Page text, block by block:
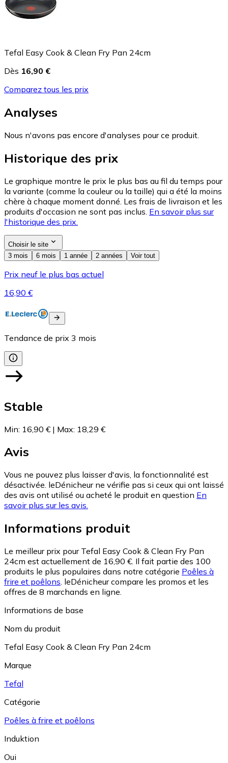
Tefal Easy Cook & Clean Fry Pan 24cm
Dès 16,90 €
Comparez tous les prix
Analyses
Nous n'avons pas encore d'analyses pour ce produit.
Historique des prix
Le graphique montre le prix le plus bas au fil du temps pour
la variante (comme la couleur ou la taille) qui a été la moins
chère à chaque moment donné. Les frais de livraison et les
produits d'occasion ne sont pas inclus. En savoir plus sur
l'historique des prix.
Choisir le site
3 mois
6 mois 1 année 2 années Voir tout
Prix neuf le plus bas actuel
16,90 €
Tendance de prix 3 mois
Stable
Min: 16,90 € | Max: 18,29 €
Avis
Vous ne pouvez plus laisser d'avis, la fonctionnalité est
désactivée. leDénicheur ne vérifie pas si ceux qui ont laissé
des avis ont utilisé ou acheté le produit en question En
savoir plus sur les avis.
Informations produit
Le meilleur prix pour Tefal Easy Cook & Clean Fry Pan
24cm est actuellement de 16,90 €. Il fait partie des 100
produits le plus populaires dans notre catégorie Poêles à
frire et poêlons. leDénicheur compare les promos et les
offres de 8 marchands en ligne.
Informations de base
Nom du produit
Tefal Easy Cook & Clean Fry Pan 24cm
Marque
Tefal
Catégorie
Poêles à frire et poêlons
Induktion
Oui